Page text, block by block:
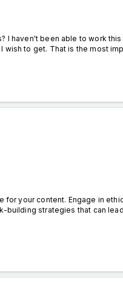
I haven't been able to work
wish to get. That is the most
your content. Engage in
building strategies that can